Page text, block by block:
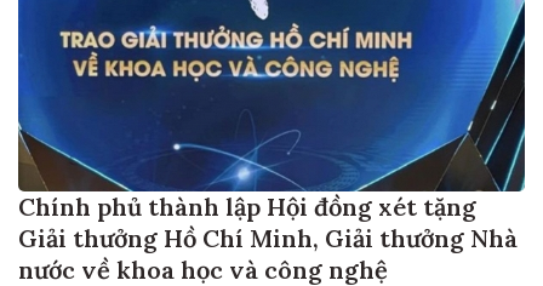
Chính phủ thành lập Hội đồng xét tặng
Giải thưởng Hồ Chí Minh, Giải thưởng Nhà
nước về khoa học và công nghệ